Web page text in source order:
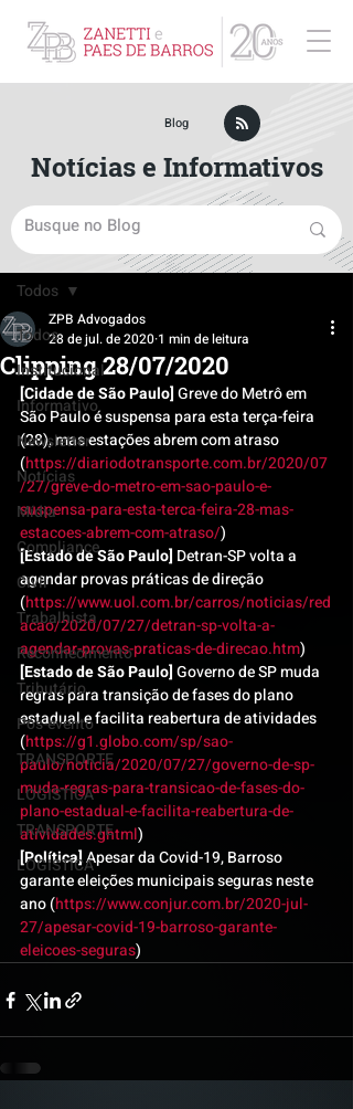
Post
Todos
Institucional
Informativo
Newsletter
Notícias
Mídia
Compliance
Civil
Trabalhista
Reconhecimento
Tributário
Pós-evento
TRANSPORTE
LOGISTICA
TRANSPORTE
LOGISTICA
Todos
Clipping 28/07/2020
ZPB Advogados
28 de jul. de 2020 1 min de leitura
[Cidade de São Paulo] Greve do Metrô em
São Paulo é suspensa para esta terça-feira
(28), mas estações abrem com atraso
(https://diariodotransporte.com.br/2020/07
/27/greve-do-metro-em-sao-paulo-e-
suspensa-para-esta-terca-feira-28-mas-
estacoes-abrem-com-atraso/)
[Estado de São Paulo] Detran-SP volta a
agendar provas práticas de direção
(https://www.uol.com.br/carros/noticias/red
acao/2020/07/27/detran-sp-volta-a-
agendar-provas-praticas-de-direcao.htm)
[Estado de São Paulo] Governo de SP muda
regras para transição de fases do plano
estadual e facilita reabertura de atividades
(https://g1.globo.com/sp/sao-
paulo/noticia/2020/07/27/governo-de-sp-
muda-regras-para-transicao-de-fases-do-
plano-estadual-e-facilita-reabertura-de-
atividades.ghtml)
[Política] Apesar da Covid-19, Barroso
garante eleições municipais seguras neste
ano (https://www.conjur.com.br/2020-jul-
27/apesar-covid-19-barroso-garante-
eleicoes-seguras)
Blog
Notícias e Informativos